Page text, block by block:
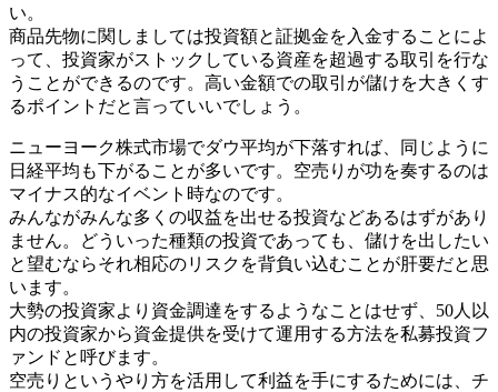
い。
商品先物に関しましては投資額と証拠金を入金することによ
って、投資家がストックしている資産を超過する取引を行な
うことができるのです。高い金額での取引が儲けを大きくす
るポイントだと言っていいでしょう。
ニューヨーク株式市場でダウ平均が下落すれば、同じように
日経平均も下がることが多いです。空売りが功を奏するのは
マイナス的なイベント時なのです。
みんながみんな多くの収益を出せる投資などあるはずがあり
ません。どういった種類の投資であっても、儲けを出したい
と望むならそれ相応のリスクを背負い込むことが肝要だと思
います。
大勢の投資家より資金調達をするようなことはせず、50人以
内の投資家から資金提供を受けて運用する方法を私募投資フ
ァンドと呼びます。
空売りというやり方を活用して利益を手にするためには、チ